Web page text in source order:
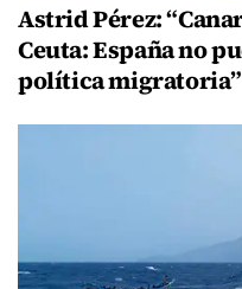
Astrid Pérez:
Ceuta: España no
política migratoria”